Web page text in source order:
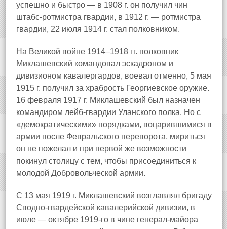
успешно и быстро — в 1908 г. он получил чин
штабс-ротмистра гвардии, в 1912 г. — ротмистра
гвардии, 22 июля 1914 г. стал полковником.
На Великой войне 1914–1918 гг. полковник
Миклашевский командовал эскадроном и
дивизионом кавалергардов, воевал отменно, 5 мая
1915 г. получил за храбрость Георгиевское оружие.
16 февраля 1917 г. Миклашевский был назначен
командиром лейб-гвардии Уланского полка. Но с
«демократическими» порядками, воцарившимися в
армии после Февральского переворота, мириться
он не пожелал и при первой же возможности
покинул столицу с тем, чтобы присоединиться к
молодой Добровольческой армии.
С 13 мая 1919 г. Миклашевский возглавлял бригаду
Сводно-гвардейской кавалерийской дивизии, в
июле — октябре 1919-го в чине генерал-майора